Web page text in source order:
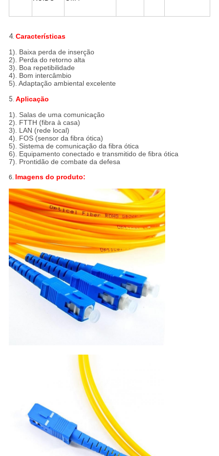
4. Características
1). Baixa perda de inserção
2). Perda do retorno alta
3). Boa repetibilidade
4). Bom intercâmbio
5). Adaptação ambiental excelente
5. Aplicação
1). Salas de uma comunicação
2). FTTH (fibra à casa)
3). LAN (rede local)
4). FOS (sensor da fibra ótica)
5). Sistema de comunicação da fibra ótica
6). Equipamento conectado e transmitido de fibra ótica
7). Prontidão de combate da defesa
6. Imagens do produto: